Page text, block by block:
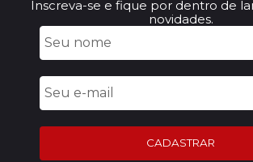
Inscreva-se e fique por dentro de
novidades.
CADASTRAR